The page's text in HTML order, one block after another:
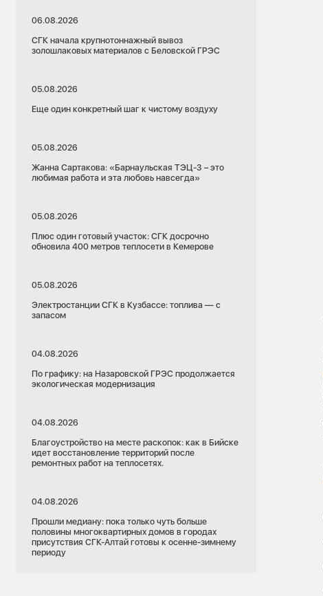
06.08.2026
СГК начала крупнотоннажный вывоз
золошлаковых материалов с Беловской ГРЭС
05.08.2026
Еще один конкретный шаг к чистому воздуху
05.08.2026
Жанна Сартакова: «Барнаульская ТЭЦ-3 – это
любимая работа и эта любовь навсегда»
05.08.2026
Плюс один готовый участок: СГК досрочно
обновила 400 метров теплосети в Кемерове
05.08.2026
Электростанции СГК в Кузбассе: топлива — с
запасом
04.08.2026
По графику: на Назаровской ГРЭС продолжается
экологическая модернизация
04.08.2026
Благоустройство на месте раскопок: как в Бийске
идет восстановление территорий после
ремонтных работ на теплосетях.
04.08.2026
Прошли медиану: пока только чуть больше
половины многоквартирных домов в городах
присутствия СГК-Алтай готовы к осенне-зимнему
периоду